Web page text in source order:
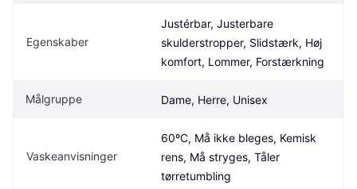
Egenskaber
Justérbar, Justerbare
skulderstropper, Slidstærk, Høj
komfort, Lommer, Forstærkning
Målgruppe Dame, Herre, Unisex
Vaskeanvisninger
60ºC, Må ikke bleges, Kemisk
rens, Må stryges, Tåler
tørretumbling